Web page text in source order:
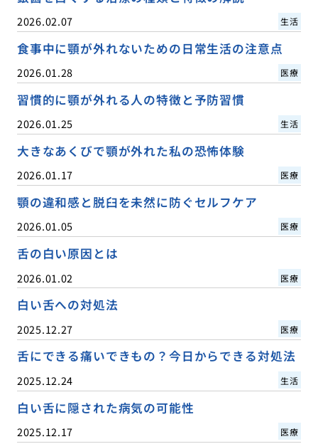
2026.02.07 生活
食事中に顎が外れないための日常生活の注意点
2026.01.28 医療
習慣的に顎が外れる人の特徴と予防習慣
2026.01.25 生活
大きなあくびで顎が外れた私の恐怖体験
2026.01.17 医療
顎の違和感と脱臼を未然に防ぐセルフケア
2026.01.05 医療
舌の白い原因とは
2026.01.02 医療
白い舌への対処法
2025.12.27 医療
舌にできる痛いできもの？今日からできる対処法
2025.12.24 生活
白い舌に隠された病気の可能性
2025.12.17 医療